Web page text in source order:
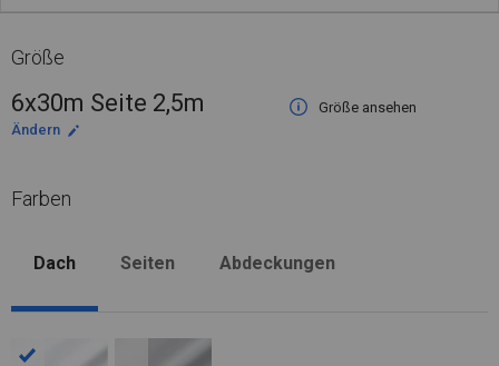
Größe
6x30m Seite 2,5m
Größe ansehen
Ändern
Farben
Dach Seiten Abdeckungen